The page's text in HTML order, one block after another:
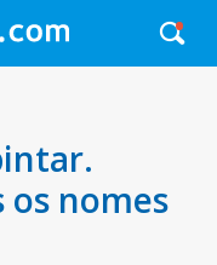
os nomes